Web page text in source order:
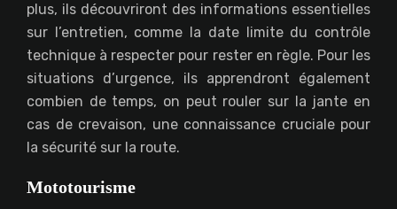
plus, ils découvriront des informations essentielles
sur l’entretien, comme la date limite du contrôle
technique à respecter pour rester en règle. Pour les
situations d’urgence, ils apprendront également
combien de temps, on peut rouler sur la jante en
cas de crevaison, une connaissance cruciale pour
la sécurité sur la route.
Mototourisme